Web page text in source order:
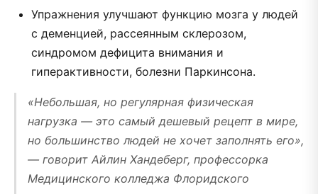
Упражнения улучшают функцию мозга у людей
с деменцией, рассеянным склерозом,
синдромом дефицита внимания и
гиперактивности, болезни Паркинсона.
«Небольшая, но регулярная физическая
нагрузка — это самый дешевый рецепт в мире,
но большинство людей не хочет заполнять его»,
— говорит Айлин Хандеберг, профессорка
Медицинского колледжа Флоридского